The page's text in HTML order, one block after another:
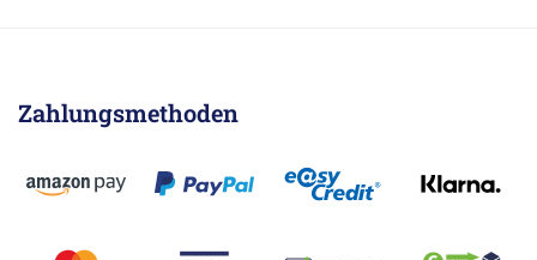
Zahlungsmethoden